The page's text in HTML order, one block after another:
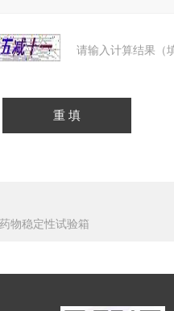
请输入计算结果（
物稳定性试验箱